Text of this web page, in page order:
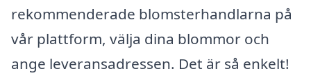
rekommenderade blomsterhandlarna på
vår plattform, välja dina blommor och
ange leveransadressen. Det är så enkelt!